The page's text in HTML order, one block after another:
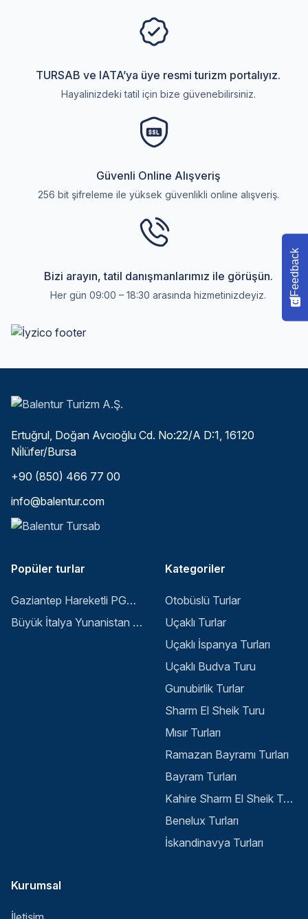
TURSAB ve IATA’ya üye resmi turizm portalıyız.
Hayalinizdeki tatil için bize güvenebilirsiniz.
Güvenli Online Alışveriş
256 bit şifreleme ile yüksek güvenlikli online alışveriş.
Bizi arayın, tatil danışmanlarımız ile görüşün.
Her gün 09:00 – 18:30 arasında hizmetinizdeyiz.
Ertuğrul, Doğan Avcıoğlu Cd. No:22/A D:1, 16120
Ni̇lüfer/Bursa
+90 (850) 466 77 00
info@balentur.com
Popüler turlar
Gaziantep Hareketli PGS ile Buyuk Balkan 6 Gece 8 Gun Vizesiz SKP-SKP
Büyük İtalya Yunanistan Balkan Turu - İstanbul
Kategoriler
Otobüslü Turlar
Uçaklı Turlar
Uçaklı İspanya Turları
Uçaklı Budva Turu
Gunubirlik Turlar
Sharm El Sheik Turu
Mısır Turları
Ramazan Bayramı Turları
Bayram Turları
Kahire Sharm El Sheik Turu
Benelux Turları
İskandinavya Turları
Kurumsal
Feedback